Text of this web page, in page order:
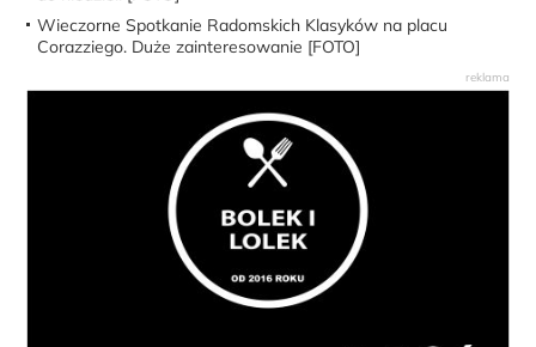
Wieczorne Spotkanie Radomskich Klasyków na placu
Corazziego. Duże zainteresowanie [FOTO]